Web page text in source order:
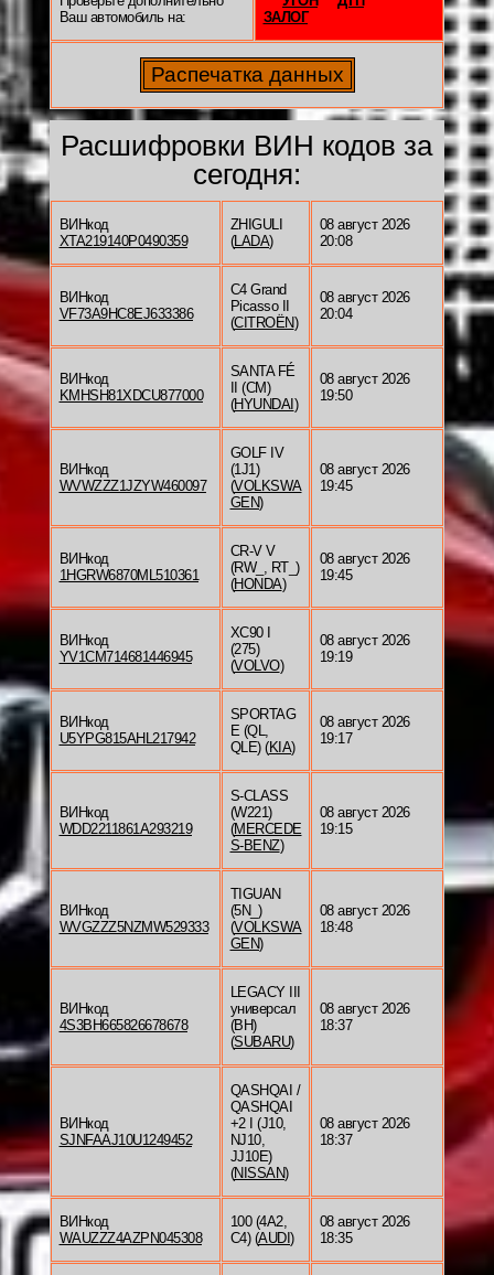
Ваш автомобиль на:
ЗАЛОГ
Расшифровки ВИН кодов за
сегодня:
ВИНкод
XTA219140P0490359
ZHIGULI
(LADA)
08 август 2026
20:08
ВИНкод
VF73A9HC8EJ633386
C4 Grand
Picasso II
(CITROËN)
08 август 2026
20:04
ВИНкод
KMHSH81XDCU877000
SANTA FÉ
II (CM)
(HYUNDAI )
08 август 2026
19:50
ВИНкод
WVWZZZ1JZYW460097
GOLF IV
(1J1)
(VOLKSWA
GEN)
08 август 2026
19:45
ВИНкод
1HGRW6870ML510361
CR-V V
(RW_, RT_)
(HONDA)
08 август 2026
19:45
ВИНкод
YV1CM714681446945
XC90 I
(275)
(VOLVO)
08 август 2026
19:19
ВИНкод
U5YPG815AHL217942
SPORTAG
E (QL,
QLE) (KIA)
08 август 2026
19:17
ВИНкод
WDD2211861A293219
S-CLASS
(W221)
(MERCEDE
S-BENZ)
08 август 2026
19:15
ВИНкод
WVGZZZ5NZMW529333
TIGUAN
(5N_)
(VOLKSWA
GEN)
08 август 2026
18:48
ВИНкод
4S3BH665826678678
LEGACY III
универсал
(BH)
(SUBARU)
08 август 2026
18:37
ВИНкод
SJNFAAJ10U1249452
QASHQAI /
QASHQAI
+2 I (J10,
NJ10,
JJ10E)
(NISSAN)
08 август 2026
18:37
ВИНкод
WAUZZZ4AZPN045308
100 (4A2,
C4) (AUDI )
08 август 2026
18:35